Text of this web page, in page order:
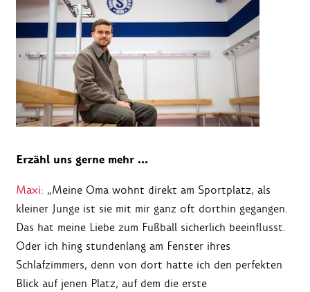
Erzähl uns gerne mehr …
Maxi: „Meine Oma wohnt direkt am Sportplatz, als
kleiner Junge ist sie mit mir ganz oft dorthin gegangen.
Das hat meine Liebe zum Fußball sicherlich beeinflusst.
Oder ich hing stundenlang am Fenster ihres
Schlafzimmers, denn von dort hatte ich den perfekten
Blick auf jenen Platz, auf dem die erste